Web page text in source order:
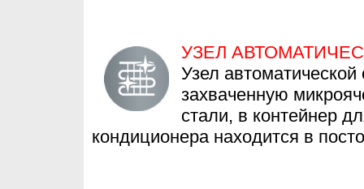
УЗЕЛ
Узел
захваченную
стали, в контейнер
кондиционера находится в